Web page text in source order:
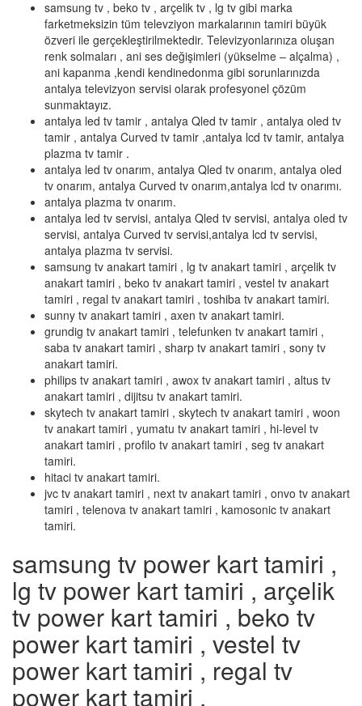
samsung tv , beko tv , arçelik tv , lg tv gibi marka
farketmeksizin tüm televziyon markalarının tamiri büyük
özveri ile gerçekleştirilmektedir. Televizyonlarınıza oluşan
renk solmaları , ani ses değişimleri (yükselme – alçalma) ,
ani kapanma ,kendi kendinedonma gibi sorunlarınızda
antalya televizyon servisi olarak profesyonel çözüm
sunmaktayız.
antalya led tv tamir , antalya Qled tv tamir , antalya oled tv
tamir , antalya Curved tv tamir ,antalya lcd tv tamir, antalya
plazma tv tamir .
antalya led tv onarım, antalya Qled tv onarım, antalya oled
tv onarım, antalya Curved tv onarım,antalya lcd tv onarımı.
antalya plazma tv onarım.
antalya led tv servisi, antalya Qled tv servisi, antalya oled tv
servisi, antalya Curved tv servisi,antalya lcd tv servisi,
antalya plazma tv servisi.
samsung tv anakart tamiri , lg tv anakart tamiri , arçelik tv
anakart tamiri , beko tv anakart tamiri , vestel tv anakart
tamiri , regal tv anakart tamiri , toshiba tv anakart tamiri.
sunny tv anakart tamiri , axen tv anakart tamiri.
grundig tv anakart tamiri , telefunken tv anakart tamiri ,
saba tv anakart tamiri , sharp tv anakart tamiri , sony tv
anakart tamiri.
philips tv anakart tamiri , awox tv anakart tamiri , altus tv
anakart tamiri , dijitsu tv anakart tamiri.
skytech tv anakart tamiri , skytech tv anakart tamiri , woon
tv anakart tamiri , yumatu tv anakart tamiri , hi-level tv
anakart tamiri , profilo tv anakart tamiri , seg tv anakart
tamiri.
hitaci tv anakart tamiri.
jvc tv anakart tamiri , next tv anakart tamiri , onvo tv anakart
tamiri , telenova tv anakart tamiri , kamosonic tv anakart
tamiri.
samsung tv power kart tamiri ,
lg tv power kart tamiri , arçelik
tv power kart tamiri , beko tv
power kart tamiri , vestel tv
power kart tamiri , regal tv
power kart tamiri .